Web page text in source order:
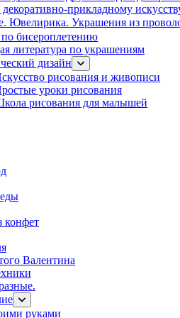
прикладному
Ювелирика. Украшения из
бисероплетению
литература по украшениям
дизайн
рисования и живописи
уроки рисования
рисования для малышей
конфет
Валентина
руками